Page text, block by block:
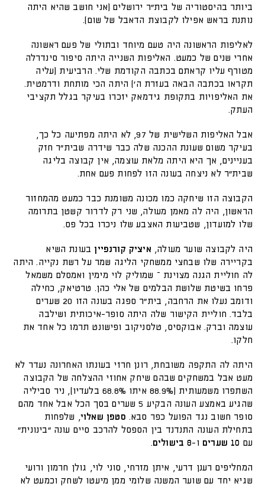
ביותר בהיסטוריה של בית"ר ירושלים (אני חושב שהיא היתה
נותנת בראש אפילו לקבוצת הדאבל של שום).
לאליפות הראשונה היה טעם מיוחד ובתולי של פעם ראשונה
אחרי שנים של כמעט. האליפות השנייה היתה סיפור סינדרלה
מטורף עליו קראתם בכתבה הקודמת שלי. הרביעית (עליה
תקראו בכתבה הבאה בעזרת ה') היתה הכי מותחת ודרמטית.
את האליפויות בתקופת גידמאק יזכרו בעיקר בגלל תקציבי
העתק.
אבל האליפות השלישית של 97, לא היתה מפתיעה כל כך,
בעיקר משום שעונת ההכנה שלה כבר שידרה שבית"ר חזק
בעניינים, אך היא היתה מלאת עוצמה, אין קבוצה בליגה
שבית"ר לא ניצחה בעונה הזו לפחות פעם אחת.
הקבוצה הזו שיחקה כמו מכונה משומנת כבר כמעט מהמחזור
הראשון, היה לה מאמן מעולה, שני רק לדרור קשטן בתרומה
שלו למועדון, שטביעות האצבע שלו ניכרו בכל פס.
היה לקבוצה שוער מעולה, איציק קורנפיין בעונת השיא
בקריירה שלו שבחצי ממשחקי הליגה שמר על רשת נקייה. היתה
לה חוליית הגנה מצוינת – שמוליק לוי מימין ואמסלם משמאל
פרחו בשיטת שלושת הבלמים של אלי כהן. טרטיאק, כחילה
ודומב נעלו את הרחבה, בית"ר ספגה בעונה הזו 20 שערים
בלבד. חוליית הקישור שלה היתה סופר-איכותית ושילבה
עוצמה וברק. אבוקסיס, טלסניקוב ופישונט תרמו כל אחד את
חלקו.
היתה לה התקפה משובחת, רונן חרזי בעונתו האחרונה נעדר לא
מעט אבל במשחקים שבהם שיחק אחוזי ההצלחה של הקבוצה
השתפרו משמעותית (88.9% איתו 68.8% בלעדיו), ניר סביליה
שהגיע באמצע העונה הבקיע 5 שערים בסך הכל אבל אחד מהם
סופר חשוב נגד הפועל כפר סבא. סטפן שאלוי, שלפחות
בתחילת העונה התנדנד בין הספסל להרכב סיים עונה "בינונית"
עם 10 שערים ו-8 בישולים .
המחליפים רענן דרעי, איתן מזרחי, סוני לוי, גולן חרמון ורועי
שגיא יחד עם שוער המשנה שלומי ממן מיעטו לשחק וכמעט לא